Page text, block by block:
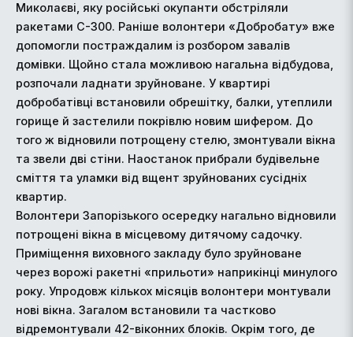
Миколаєві, яку російські окупанти обстріляли
ракетами С-300. Раніше волонтери «Добробату» вже
допомогли постраждалим із розбором завалів
домівки. Щойно стала можливою нагальна відбудова,
розпочали ладнати зруйноване. У квартирі
добробатівці встановили обрешітку, балки, утеплили
горище й застелили покрівлю новим шифером. До
того ж відновили потрощену стелю, змонтували вікна
та звели дві стіни. Наостанок прибрали будівельне
сміття та уламки від вщент зруйнованих сусідніх
квартир.
Волонтери Запорізького осередку нагально відновили
потрощені вікна в місцевому дитячому садочку.
Приміщення виховного закладу було зруйноване
через ворожі ракетні «прильоти» наприкінці минулого
року. Упродовж кількох місяців волонтери монтували
нові вікна. Загалом встановили та частково
відремонтували 42-віконних блоків. Окрім того, де